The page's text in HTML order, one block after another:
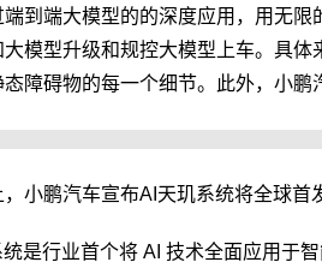
端到端大模型的的深度应用，用无
模型升级和规控大模型上车。具
障碍物的每一个细节。此外，小
小鹏汽车宣布AI天玑系统将全球首
是行业首个将 AI 技术全面应用于